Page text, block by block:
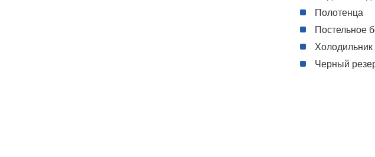
Полотенца
Постельное
Холодильник
Черный